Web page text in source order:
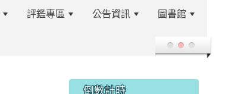
評鑑專區 公告資訊 圖書館
登入
倒數計時